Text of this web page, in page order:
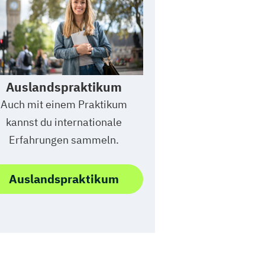
Auslandspraktikum
Auch mit einem Praktikum
kannst du internationale
Erfahrungen sammeln.
Auslandspraktikum